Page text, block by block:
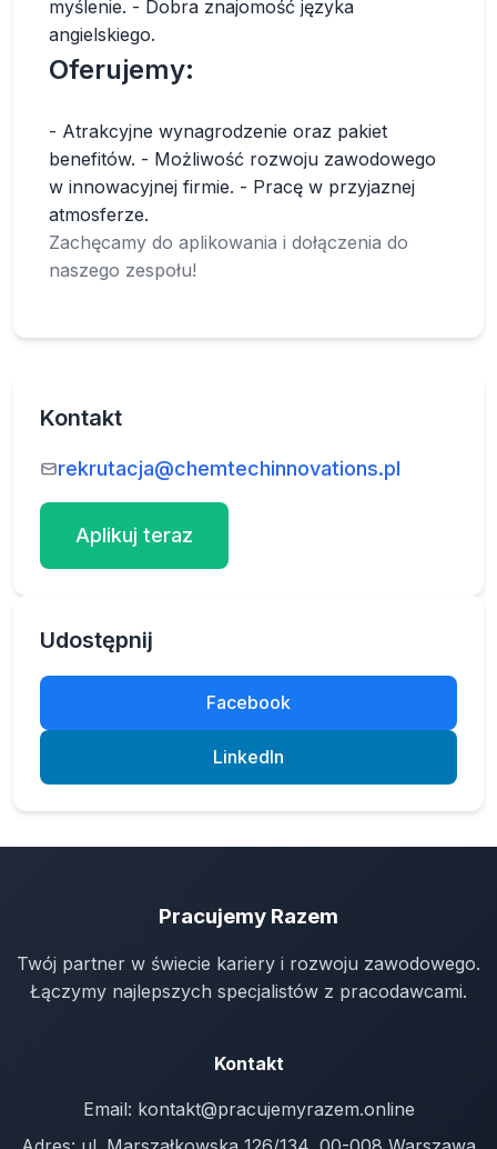
myślenie. - Dobra znajomość języka
angielskiego.
Oferujemy:
- Atrakcyjne wynagrodzenie oraz pakiet
benefitów. - Możliwość rozwoju zawodowego
w innowacyjnej firmie. - Pracę w przyjaznej
atmosferze.
Zachęcamy do aplikowania i dołączenia do
naszego zespołu!
Kontakt
rekrutacja@chemtechinnovations.pl
Aplikuj teraz
Udostępnij
Facebook
LinkedIn
Pracujemy Razem
Twój partner w świecie kariery i rozwoju zawodowego.
Łączymy najlepszych specjalistów z pracodawcami.
Kontakt
Email: kontakt@pracujemyrazem.online